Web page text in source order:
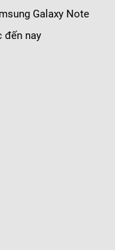
Galaxy Note
đến nay